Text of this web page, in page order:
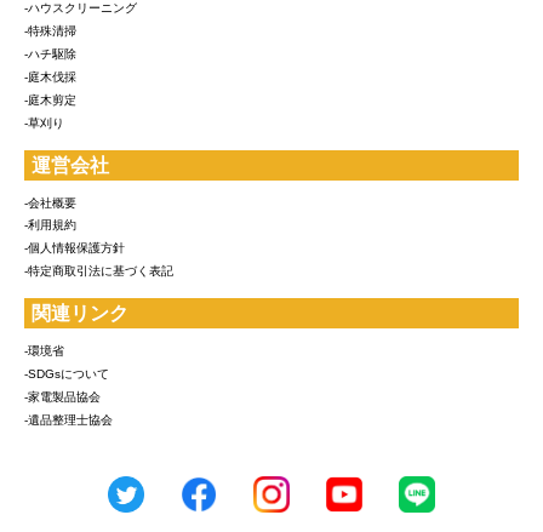
-ハウスクリーニング
-特殊清掃
-ハチ駆除
-庭木伐採
-庭木剪定
-草刈り
運営会社
-会社概要
-利用規約
-個人情報保護方針
-特定商取引法に基づく表記
関連リンク
-環境省
-SDGsについて
-家電製品協会
-遺品整理士協会